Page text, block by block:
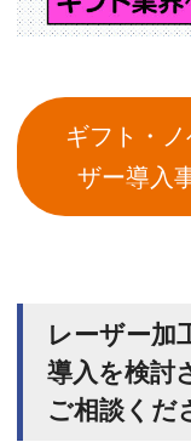
ギフト・
ザー導入
レーザー加
導入を検討
ご相談くだ